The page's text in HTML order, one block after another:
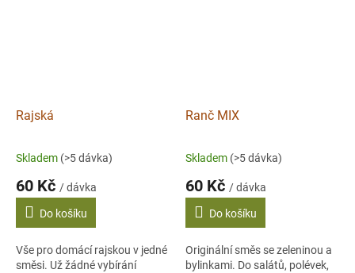
Rajská
Skladem (>5 dávka)
60 Kč / dávka
Do košíku
Vše pro domácí rajskou v jedné
směsi. Už žádné vybírání
Ranč MIX
Skladem (>5 dávka)
60 Kč / dávka
Do košíku
Originální směs se zeleninou a
bylinkami. Do salátů, polévek,